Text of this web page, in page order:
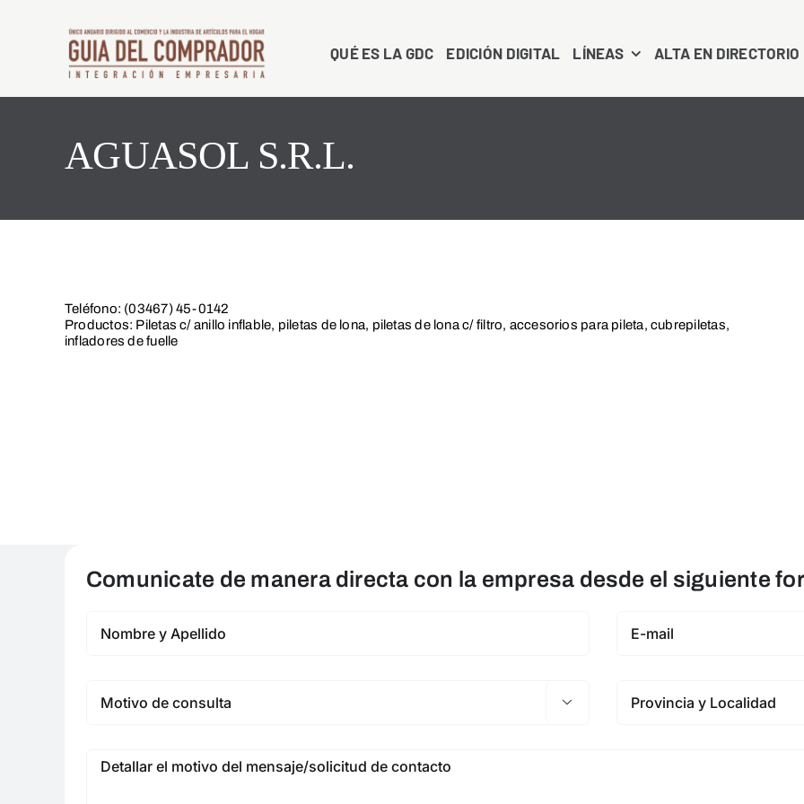
contenido
QUÉ ES LA GDC EDICIÓN DIGITAL LÍNEAS ALTA EN DIRECTORIO
AGUASOL S.R.L.
Teléfono: (03467) 45-0142
Productos: Piletas c/ anillo inflable, piletas de lona, piletas de lona c/ filtro, accesorios para pileta, cubrepiletas,
infladores de fuelle
Comunicate de manera directa con la empresa desde el siguiente
